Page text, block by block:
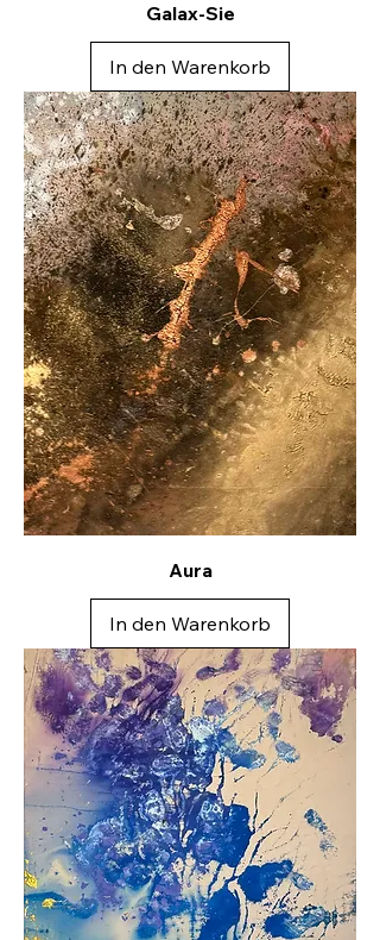
Galax-Sie
In den Warenkorb
Aura
In den Warenkorb